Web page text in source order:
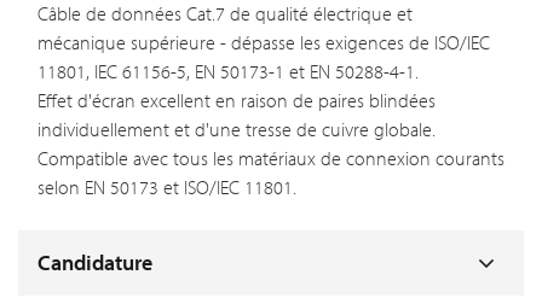
Câble de données Cat.7 de qualité électrique et
mécanique supérieure - dépasse les exigences de ISO/IEC
11801, IEC 61156-5, EN 50173-1 et EN 50288-4-1.
Effet d'écran excellent en raison de paires blindées
individuellement et d'une tresse de cuivre globale.
Compatible avec tous les matériaux de connexion courants
selon EN 50173 et ISO/IEC 11801.
Candidature